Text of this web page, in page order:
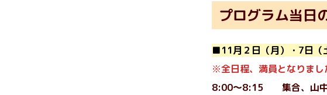
プログラム当日
■11月２日（月）・7日（
※全日程、満員となりまし
8:00～8:15 集合、山中